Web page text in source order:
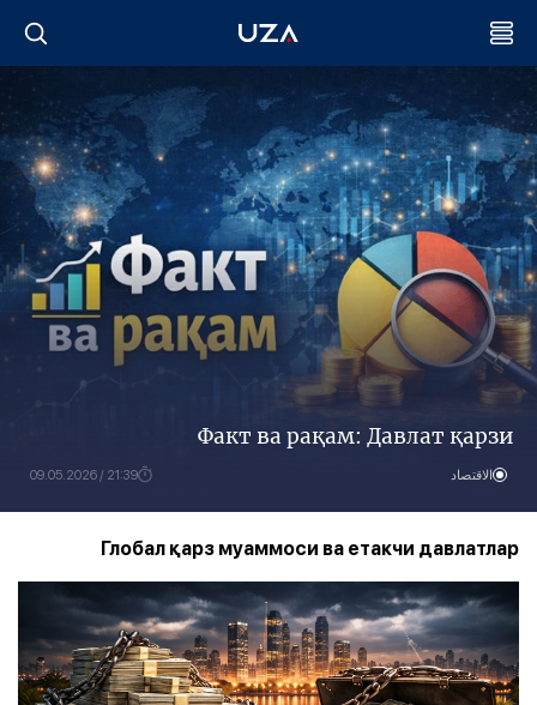
Факт ва рақам: Давлат қарзи
الاقتصاد 21:39 / 09.05.2026
Глобал қарз муаммоси ва етакчи давлатлар